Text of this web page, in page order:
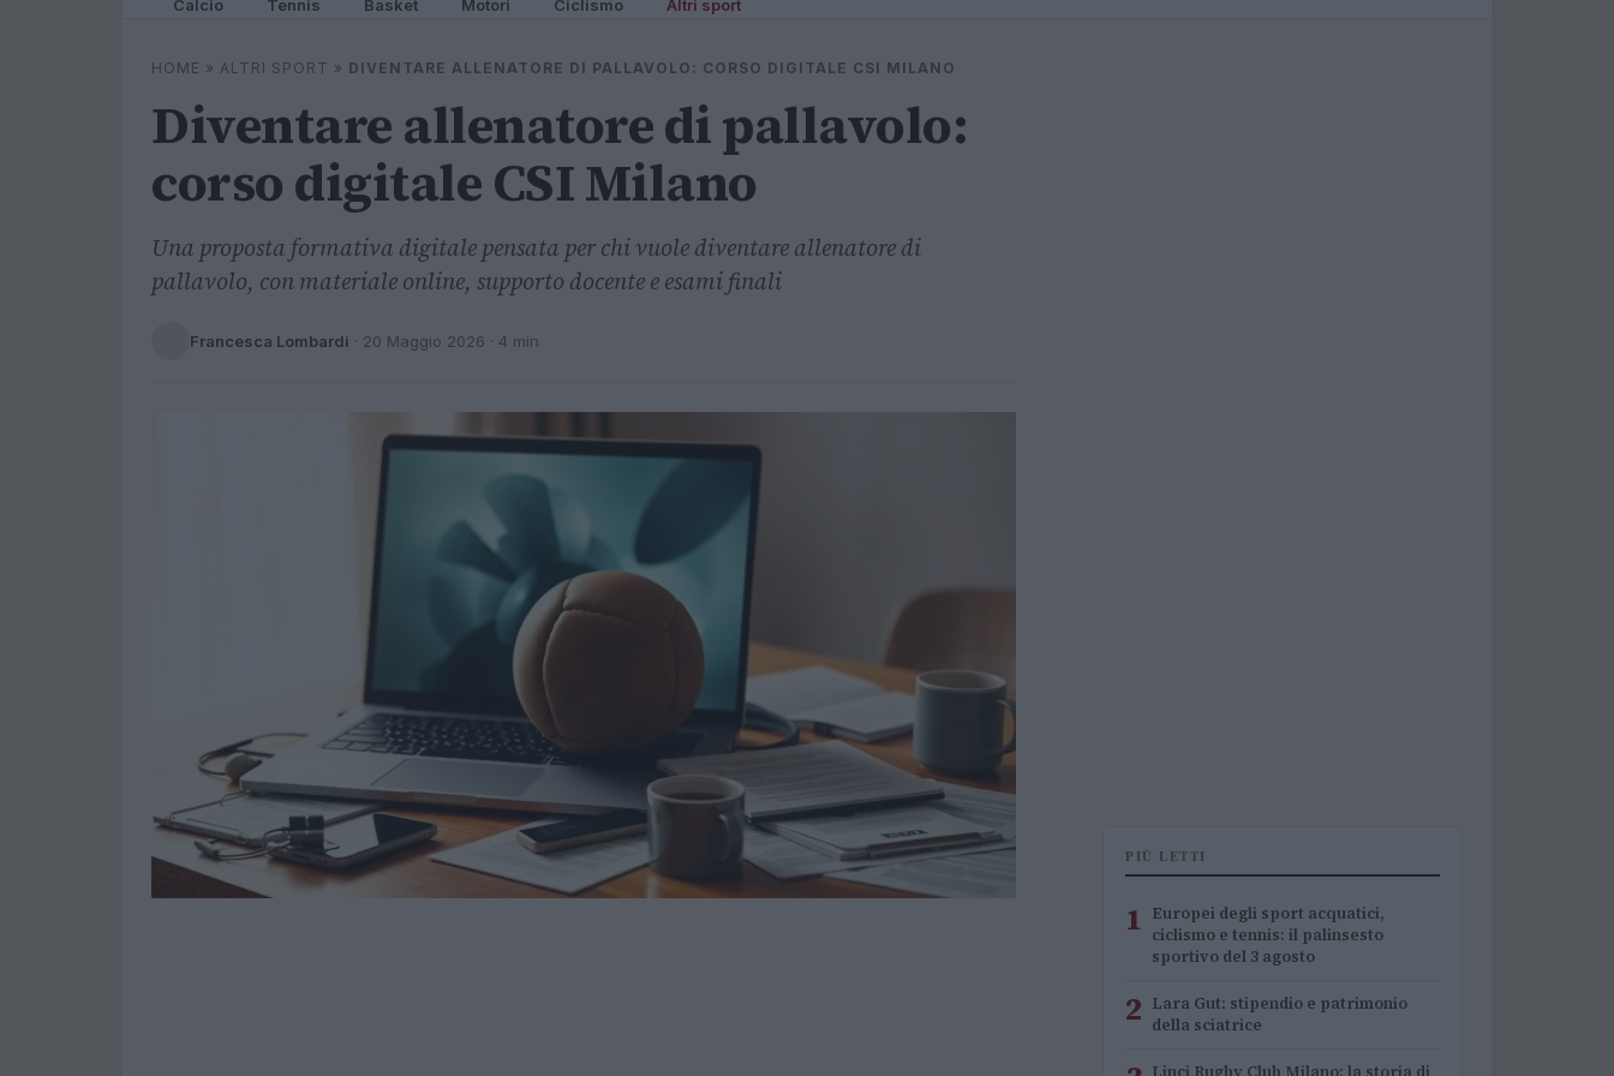
Calcio Tennis Basket Motori Ciclismo Altri sport
HOME » ALTRI SPORT » DIVENTARE ALLENATORE DI PALLAVOLO: CORSO DIGITALE CSI MILANO
Diventare allenatore di pallavolo:
corso digitale CSI Milano
Una proposta formativa digitale pensata per chi vuole diventare allenatore di
pallavolo, con materiale online, supporto docente e esami finali
Francesca Lombardi · 20 Maggio 2026 · 4 min
PIÙ LETTI
1 Europei degli sport acquatici,
ciclismo e tennis: il palinsesto
sportivo del 3 agosto
2 Lara Gut: stipendio e patrimonio
della sciatrice
Linci Rugby Club Milano: la storia di